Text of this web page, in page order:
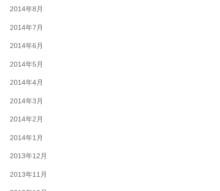
2014年8月
2014年7月
2014年6月
2014年5月
2014年4月
2014年3月
2014年2月
2014年1月
2013年12月
2013年11月